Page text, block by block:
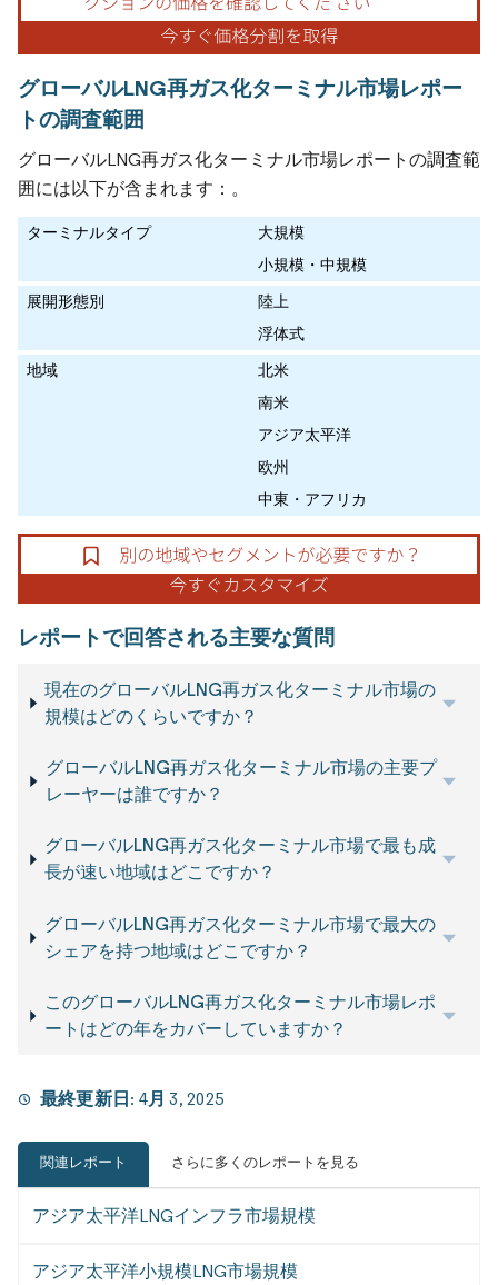
グローバルLNG再ガス化ターミナル市場レポー
トの調査範囲
グローバルLNG再ガス化ターミナル市場レポートの調査範
囲には以下が含まれます：。
ターミナルタイプ
大規模
小規模・中規模
展開形態別
陸上
浮体式
地域
北米
南米
アジア太平洋
欧州
中東・アフリカ
レポートで回答される主要な質問
現在のグローバルLNG再ガス化ターミナル市場の
規模はどのくらいですか？
グローバルLNG再ガス化ターミナル市場の主要プ
レーヤーは誰ですか？
グローバルLNG再ガス化ターミナル市場で最も成
長が速い地域はどこですか？
グローバルLNG再ガス化ターミナル市場で最大の
シェアを持つ地域はどこですか？
このグローバルLNG再ガス化ターミナル市場レポ
ートはどの年をカバーしていますか？
最終更新日: 4月 3, 2025
関連レポート さらに多くのレポートを見る
アジア太平洋LNGインフラ市場規模
アジア太平洋小規模LNG市場規模